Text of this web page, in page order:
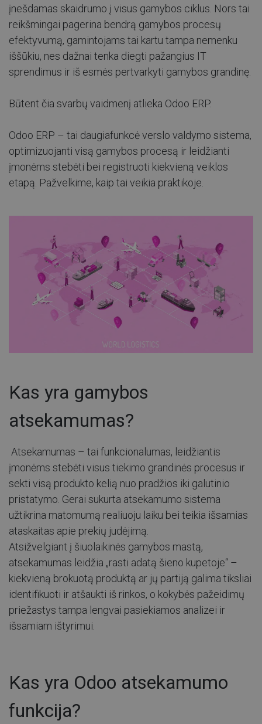
įnešdamas skaidrumo į visus gamybos ciklus. Nors tai
reikšmingai pagerina bendrą gamybos procesų
efektyvumą, gamintojams tai kartu tampa nemenku
iššūkiu, nes dažnai tenka diegti pažangius IT
sprendimus ir iš esmės pertvarkyti gamybos grandinę.
Būtent čia svarbų vaidmenį atlieka Odoo ERP.
Odoo ERP – tai daugiafunkcė verslo valdymo sistema,
optimizuojanti visą gamybos procesą ir leidžianti
įmonėms stebėti bei registruoti kiekvieną veiklos
etapą. Pažvelkime, kaip tai veikia praktikoje.
Kas yra gamybos
atsekamumas?
Atsekamumas – tai funkcionalumas, leidžiantis
įmonėms stebėti visus tiekimo grandinės procesus ir
sekti visą produkto kelią nuo pradžios iki galutinio
pristatymo. Gerai sukurta atsekamumo sistema
užtikrina matomumą realiuoju laiku bei teikia išsamias
ataskaitas apie prekių judėjimą.
Atsižvelgiant į šiuolaikinės gamybos mastą,
atsekamumas leidžia „rasti adatą šieno kupetoje“ –
kiekvieną brokuotą produktą ar jų partiją galima tiksliai
identifikuoti ir atšaukti iš rinkos, o kokybės pažeidimų
priežastys tampa lengvai pasiekiamos analizei ir
išsamiam ištyrimui.
Kas yra Odoo atsekamumo
funkcija?